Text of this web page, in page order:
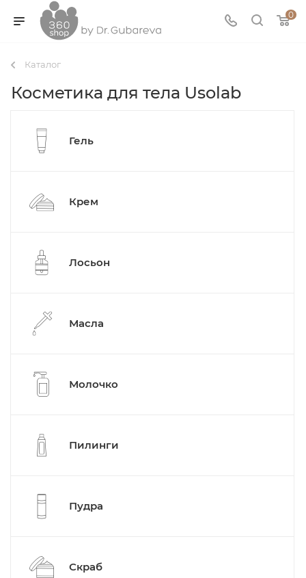
0
Каталог
Косметика для тела Usolab
Гель
Крем
Лосьон
Масла
Молочко
Пилинги
Пудра
Скраб